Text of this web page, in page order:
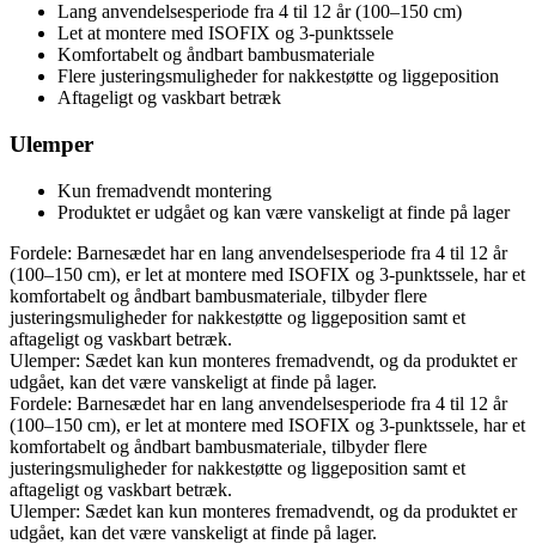
Lang anvendelsesperiode fra 4 til 12 år (100–150 cm)
Let at montere med ISOFIX og 3-punktssele
Komfortabelt og åndbart bambusmateriale
Flere justeringsmuligheder for nakkestøtte og liggeposition
Aftageligt og vaskbart betræk
Ulemper
Kun fremadvendt montering
Produktet er udgået og kan være vanskeligt at finde på lager
Fordele: Barnesædet har en lang anvendelsesperiode fra 4 til 12 år
(100–150 cm), er let at montere med ISOFIX og 3-punktssele, har et
komfortabelt og åndbart bambusmateriale, tilbyder flere
justeringsmuligheder for nakkestøtte og liggeposition samt et
aftageligt og vaskbart betræk.
Ulemper: Sædet kan kun monteres fremadvendt, og da produktet er
udgået, kan det være vanskeligt at finde på lager.
Fordele: Barnesædet har en lang anvendelsesperiode fra 4 til 12 år
(100–150 cm), er let at montere med ISOFIX og 3-punktssele, har et
komfortabelt og åndbart bambusmateriale, tilbyder flere
justeringsmuligheder for nakkestøtte og liggeposition samt et
aftageligt og vaskbart betræk.
Ulemper: Sædet kan kun monteres fremadvendt, og da produktet er
udgået, kan det være vanskeligt at finde på lager.